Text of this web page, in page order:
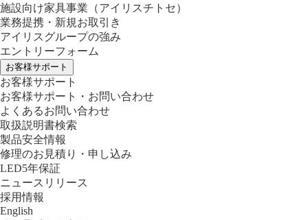
施設向け家具事業 （アイリスチトセ）
業務提携・新規お取引き
アイリスグループの強み
エントリーフォーム
お客様サポート
お客様サポート
お客様サポート・お問い合わせ
よくあるお問い合わせ
取扱説明書検索
製品安全情報
修理のお見積り・申し込み
LED5年保証
ニュースリリース
採用情報
English